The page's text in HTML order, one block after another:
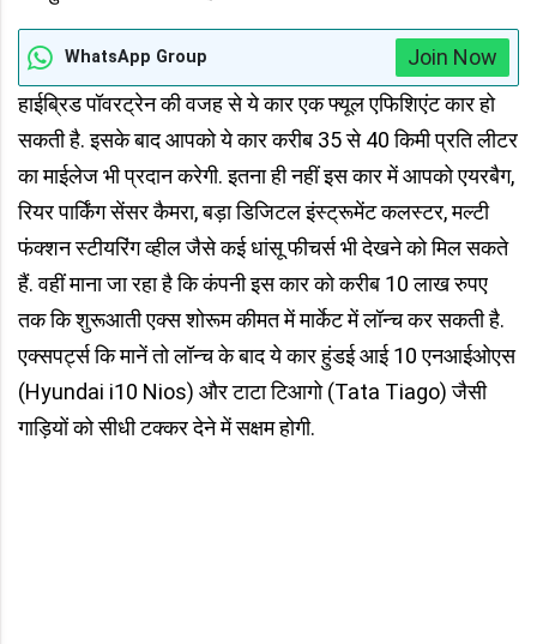
WhatsApp Group
Join Now
हाईब्रिड पॉवरट्रेन की वजह से ये कार एक फ्यूल एफिशिएंट कार हो
सकती है. इसके बाद आपको ये कार करीब 35 से 40 किमी प्रति लीटर
का माईलेज भी प्रदान करेगी. इतना ही नहीं इस कार में आपको एयरबैग,
रियर पार्किंग सेंसर कैमरा, बड़ा डिजिटल इंस्ट्रूमेंट कलस्टर, मल्टी
फंक्शन स्टीयरिंग व्हील जैसे कई धांसू फीचर्स भी देखने को मिल सकते
हैं. वहीं माना जा रहा है कि कंपनी इस कार को करीब 10 लाख रुपए
तक कि शुरूआती एक्स शोरूम कीमत में मार्केट में लॉन्च कर सकती है.
एक्सपर्ट्स कि मानें तो लॉन्च के बाद ये कार हुंडई आई 10 एनआईओएस
(Hyundai i10 Nios) और टाटा टिआगो (Tata Tiago) जैसी
गाड़ियों को सीधी टक्कर देने में सक्षम होगी.